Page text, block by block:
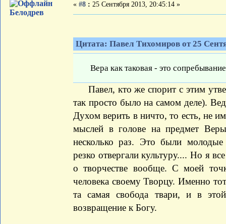
Белодрев
« #8 : 25 Сентября 2013, 20:45:14 »
Цитата: Павел Тихомиров от 25
Вера как таковая - это
Павел, кто же спорит с этим
так просто было на самом деле).
Духом верить в ничто, то есть, не
мыслей в голове на предмет
несколько раз. Это были молодые
резко отвергали культуру.... Но я
о творчестве вообще. С моей
человека своему Творцу. Именно
та самая свобода твари, и в
возвращение к Богу.